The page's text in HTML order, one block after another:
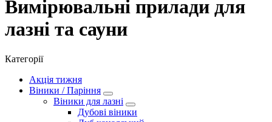
Вимірювальні прилади для
лазні та сауни
Категорії
Акція тижня
Віники / Паріння
Віники для лазні
Дубові віники